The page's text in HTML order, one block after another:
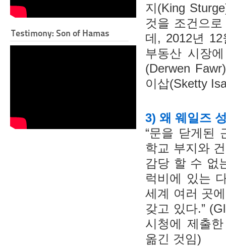
Testimony: Son of Hamas
지(King
것을 조건으
데, 2012년
부동산 시장
(Derwen
이삽(Sketty
3) 왜 웨일즈
“문을 닫게된
학교 부지와
감당 할 수 없
럭비에 있는
세계 여러 곳
갖고 있다.”
시청에 제출
옮긴 것임)